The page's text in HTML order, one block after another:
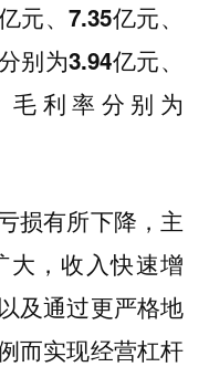
元、7.35亿元、
别为3.94亿元、
毛利率分别为
损有所下降，主
大，收入快速增
及通过更严格地
而实现经营杠杆